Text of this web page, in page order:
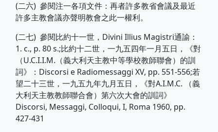
(二六) 參閱注一各項文件：再者許多教省會議及最近
許多主教會議亦聲明教會之此一權利。
(二七) 參閱比約十一世，Divini Illius Magistri通諭：
1. c., p. 80 s.;比約十二世，一九五四年一月五日，《對
（U.C.I.I.M.（義大利天主教中等學校教師聯會）的訓
詞》：Discorsi e Radiomessaggi XV, pp. 551-556;若
望二十三世，一九五九年九月五日，《對A.I.M.C. （義
大利天主教教師聯合會）第六次大會的訓詞》
Discorsi, Messaggi, Colloqui, I, Roma 1960, pp.
427-431